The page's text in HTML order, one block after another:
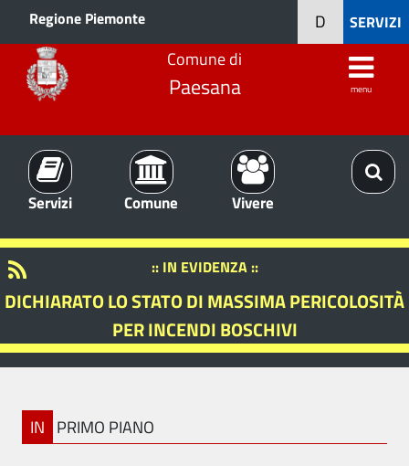
Regione Piemonte SERVIZI
D
Comune di
Paesana menu
Servizi Comune Vivere
:: IN EVIDENZA ::
DICHIARATO LO STATO DI MASSIMA PERICOLOSITÀ
PER INCENDI BOSCHIVI
IN PRIMO PIANO